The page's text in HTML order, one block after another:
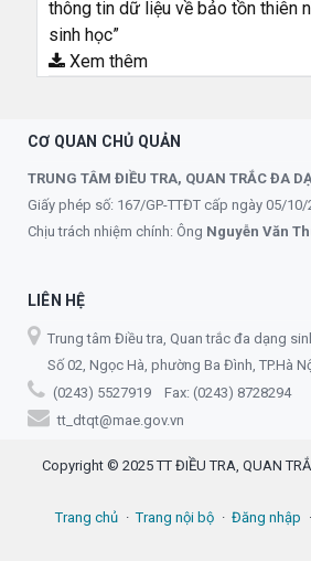
thông tin dữ liệu về bảo tồn thiên
sinh học”
Xem thêm
CƠ QUAN CHỦ QUẢN
TRUNG TÂM ĐIỀU TRA, QUAN TRẮC ĐA
Giấy phép số: 167/GP-TTĐT cấp ngày 05/10/
Chịu trách nhiệm chính: Ông Nguyễn Văn
LIÊN HỆ
Trung tâm Điều tra, Quan trắc đa dạng
Số 02, Ngọc Hà, phường Ba Đình, TP.Hà
(0243) 5527919 Fax: (0243) 8728294
tt_dtqt@mae.gov.vn
Copyright © 2025 TT ĐIỀU TRA, QUAN
Trang chủ Trang nội bộ Đăng nhập